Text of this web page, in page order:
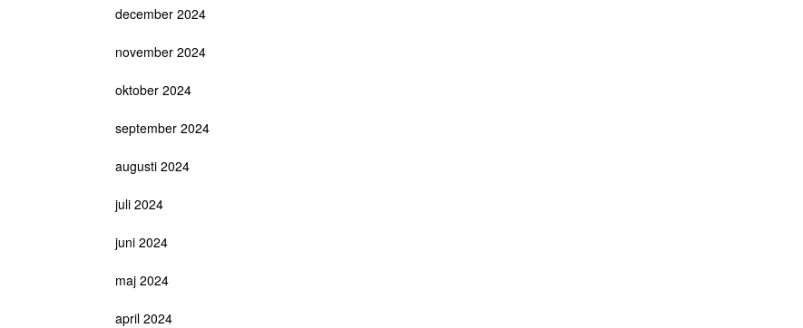
december 2024
november 2024
oktober 2024
september 2024
augusti 2024
juli 2024
juni 2024
maj 2024
april 2024